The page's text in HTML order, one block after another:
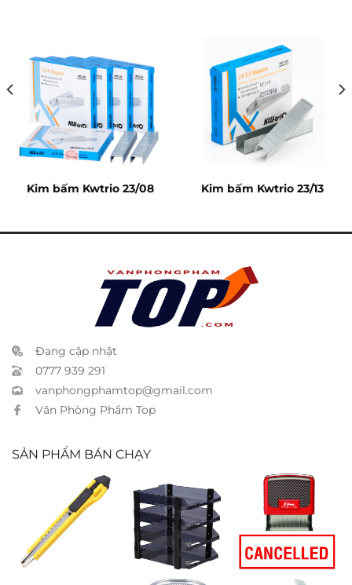
Kim bấm Kwtrio 23/08 Kim bấm Kwtrio 23/13
Đang cập nhật
0777 939 291
vanphongphamtop@gmail.com
Văn Phòng Phẩm Top
SẢN PHẨM BÁN CHẠY
Dao rọc nhỏ
Khay 4 tầng
Xukiva 175-4
Đóng dấu
“Cancelled”